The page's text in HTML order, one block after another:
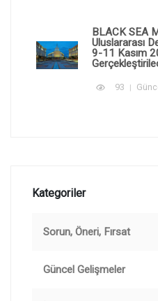
BLACK SEA
Uluslararası
9-11 Kasım
93
Kategoriler
Sorun, Öneri, Fırsat
Güncel Gelişmeler